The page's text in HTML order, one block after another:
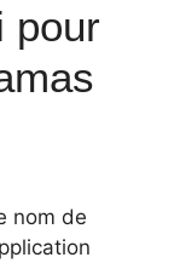
pour
nom de